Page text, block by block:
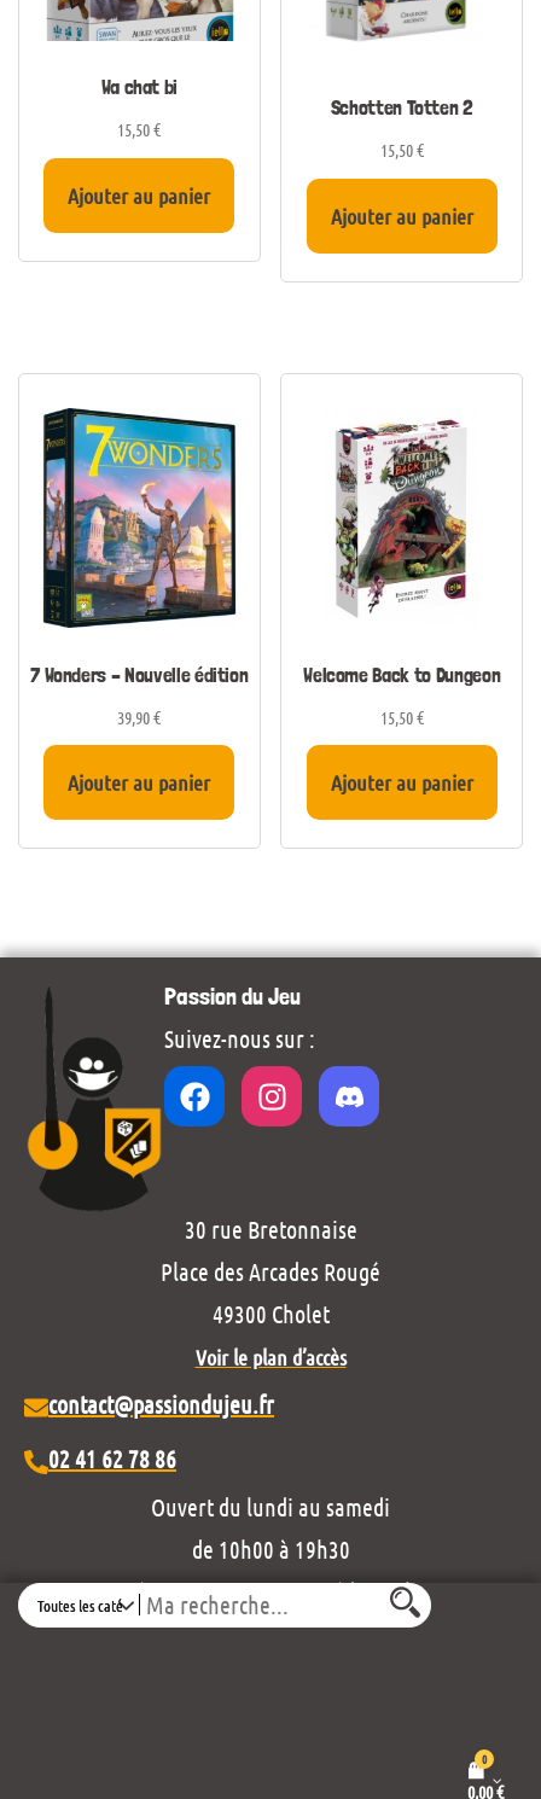
Search
0
0,00€
Wa chat bi
15,50€
Ajouter au panier
Schotten Totten 2
15,50€
Ajouter au panier
7 Wonders – Nouvelle édition
39,90€
Ajouter au panier
Welcome Back to Dungeon
15,50€
Ajouter au panier
Passion du Jeu
Suivez-nous sur :
30 rue Bretonnaise
Place des Arcades Rougé
49300 Cholet
Voir le plan d’accès
contact@passiondujeu.fr
02 41 62 78 86
Ouvert du lundi au samedi
de 10h00 à 19h30
Découvrez notre projet éditorial :